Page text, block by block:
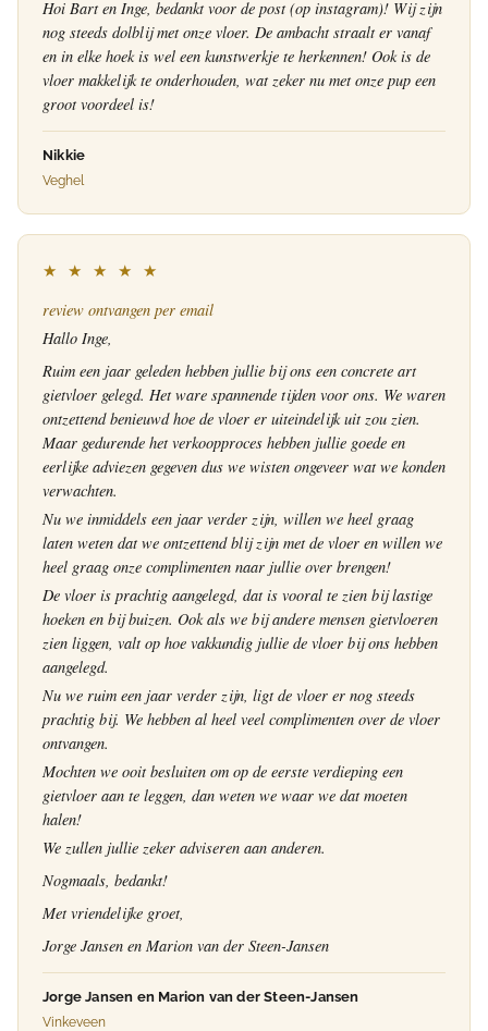
Hoi Bart en Inge, bedankt voor de post (op instagram)! Wij zijn
nog steeds dolblij met onze vloer. De ambacht straalt er vanaf
en in elke hoek is wel een kunstwerkje te herkennen! Ook is de
vloer makkelijk te onderhouden, wat zeker nu met onze pup een
groot voordeel is!
Nikkie
Veghel
★ ★ ★ ★ ★
review ontvangen per email
Hallo Inge,
Ruim een jaar geleden hebben jullie bij ons een concrete art
gietvloer gelegd. Het ware spannende tijden voor ons. We waren
ontzettend benieuwd hoe de vloer er uiteindelijk uit zou zien.
Maar gedurende het verkoopproces hebben jullie goede en
eerlijke adviezen gegeven dus we wisten ongeveer wat we konden
verwachten.
Nu we inmiddels een jaar verder zijn, willen we heel graag
laten weten dat we ontzettend blij zijn met de vloer en willen we
heel graag onze complimenten naar jullie over brengen!
De vloer is prachtig aangelegd, dat is vooral te zien bij lastige
hoeken en bij buizen. Ook als we bij andere mensen gietvloeren
zien liggen, valt op hoe vakkundig jullie de vloer bij ons hebben
aangelegd.
Nu we ruim een jaar verder zijn, ligt de vloer er nog steeds
prachtig bij. We hebben al heel veel complimenten over de vloer
ontvangen.
Mochten we ooit besluiten om op de eerste verdieping een
gietvloer aan te leggen, dan weten we waar we dat moeten
halen!
We zullen jullie zeker adviseren aan anderen.
Nogmaals, bedankt!
Met vriendelijke groet,
Jorge Jansen en Marion van der Steen-Jansen
Jorge Jansen en Marion van der Steen-Jansen
Vinkeveen